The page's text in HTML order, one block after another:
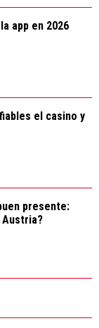
app en 2026
el casino y
presente: